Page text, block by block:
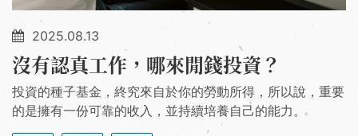
2025.08.13
沒有認真工作，哪來閒錢投資？
投資的種子基金，終究來自於你的勞動所得，所以說，重要
的是擁有一份可靠的收入，並持續培養自己的能力。